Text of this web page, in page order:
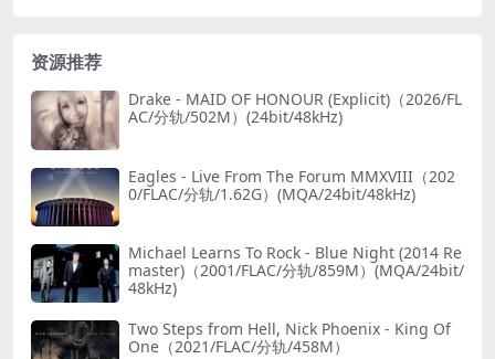
资源推荐
Drake - MAID OF HONOUR (Explicit)（2026/FL
AC/分轨/502M）(24bit/48kHz)
Eagles - Live From The Forum MMXVIII（202
0/FLAC/分轨/1.62G）(MQA/24bit/48kHz)
Michael Learns To Rock - Blue Night (2014 Re
master)（2001/FLAC/分轨/859M）(MQA/24bit/
48kHz)
Two Steps from Hell, Nick Phoenix - King Of
One（2021/FLAC/分轨/458M）